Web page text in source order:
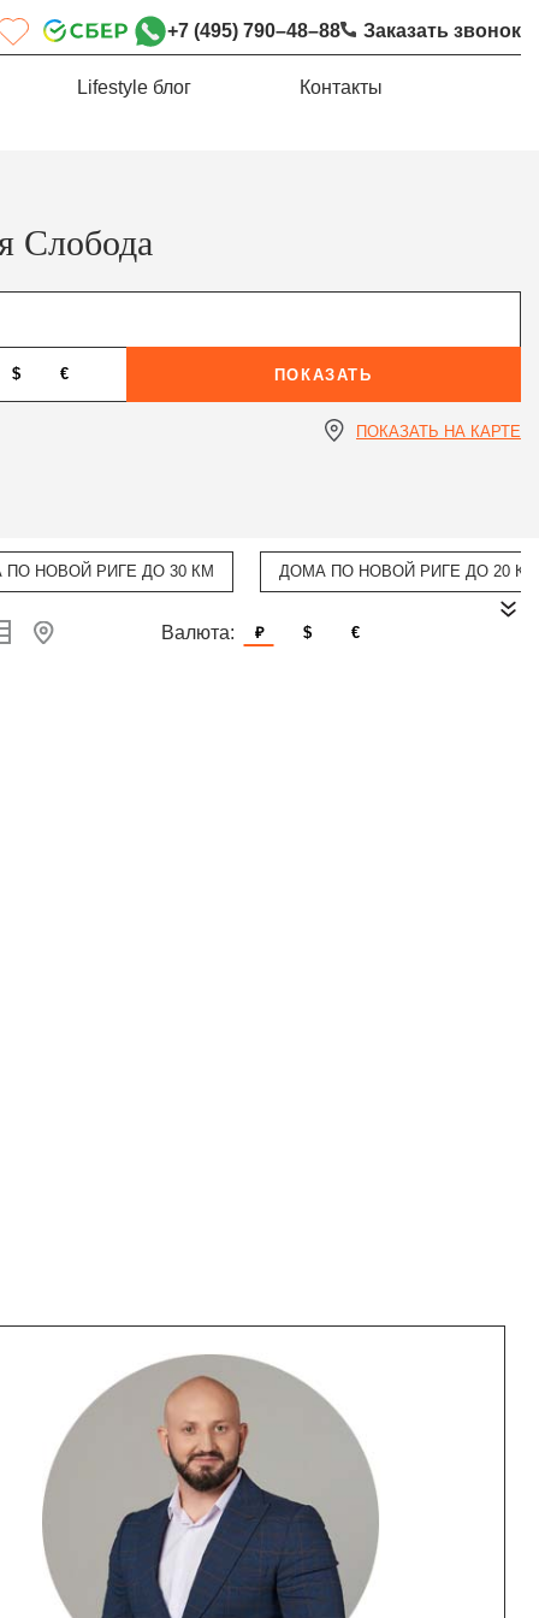
+7 (495) 790–48–88 Заказать звонок
Lifestyle блог Контакты
Слобода
$ € ПОКАЗАТЬ
ПОКАЗАТЬ НА КАРТЕ
ПО НОВОЙ РИГЕ ДО 30 КМ ДОМА ПО НОВОЙ РИГЕ ДО 20 КМ
Валюта: ₽ $ €